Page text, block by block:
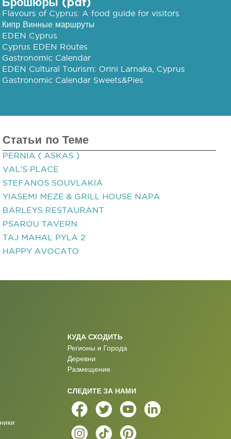
Flavours of Cyprus: A food guide for visitors
Кипр Винные маршруты
EDEN Cyprus
Cyprus EDEN Routes
Gastronomic Calendar
EDEN Cultural Tourism: Orini Larnaka, Cyprus
Gastronomic Calendar Sweets&Pies
Статьи по Теме
PERNIA ( ASKAS )
VAL'S PLACE
STEFANOS SOUVLAKIA
YIASEMI MEZE & GRILL HOUSE NAPA
BARLEYS RESTAURANT
PSAROU TAVERN
TAJ MAHAL PYLA 2
HAPPY AVOCATO
КУДА СХОДИТЬ
Регионы и Города
Деревни
Размещение
СЛЕДИТЕ ЗА НАМИ